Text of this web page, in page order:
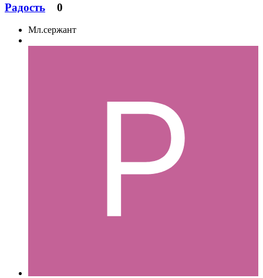
Радость 0
Мл.сержант